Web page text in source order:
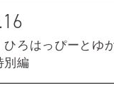
ひろはっぴーとゆ
編